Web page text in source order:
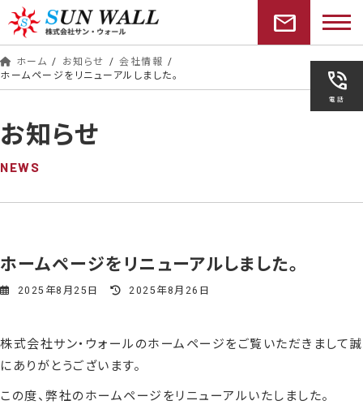
コ
ン
テ
ン
ツ
へ
キ
ッ
プ
ナ
ビ
ゲ
ー
シ
ョ
に
移
動
mail
ホーム お知らせ
会社情報
ホームページをリニューアルしました。
お知らせ
NEWS
ホームページをリニューアルしました。
2025年8月25日
最
日
時
2025年8月26日
株式会社サン・ウォールのホームページをご覧いただきまして誠
にありがとうございます。
この度、弊社のホームページをリニューアルいたしました。
phone_in_talk
電話